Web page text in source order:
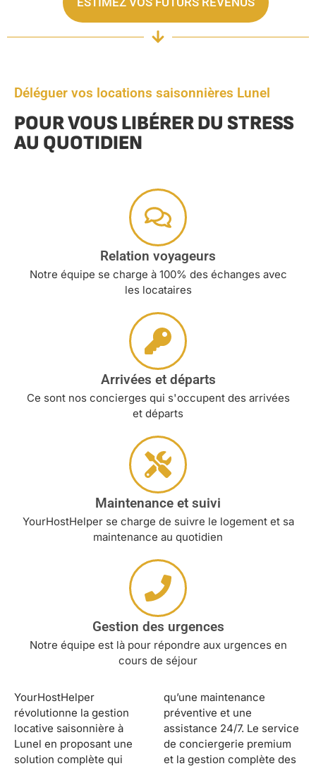
Déléguer vos locations saisonnières Lunel
POUR VOUS LIBÉRER DU STRESS
AU QUOTIDIEN
Relation voyageurs
Notre équipe se charge à 100% des échanges avec
les locataires
Arrivées et départs
Ce sont nos concierges qui s'occupent des arrivées
et départs
Maintenance et suivi
YourHostHelper se charge de suivre le logement et sa
maintenance au quotidien
Gestion des urgences
Notre équipe est là pour répondre aux urgences en
cours de séjour
YourHostHelper
révolutionne la gestion
locative saisonnière à
Lunel en proposant une
solution complète qui
qu’une maintenance
préventive et une
assistance 24/7. Le service
de conciergerie premium
et la gestion complète des